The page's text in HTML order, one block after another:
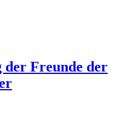
der Freunde der